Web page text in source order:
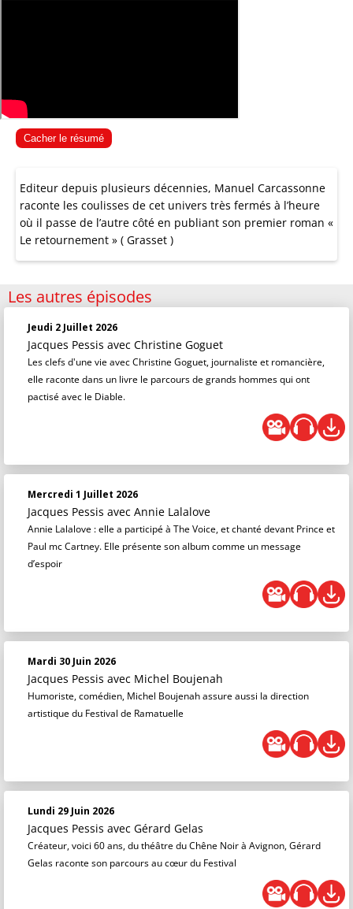
Cacher le résumé
Editeur depuis plusieurs décennies, Manuel Carcassonne
raconte les coulisses de cet univers très fermés à l’heure
où il passe de l’autre côté en publiant son premier roman «
Le retournement » ( Grasset )
Les autres épisodes
Jeudi 2 Juillet 2026
Jacques Pessis avec Christine Goguet
Les clefs d'une vie avec Christine Goguet, journaliste et romancière,
elle raconte dans un livre le parcours de grands hommes qui ont
pactisé avec le Diable.
Mercredi 1 Juillet 2026
Jacques Pessis avec Annie Lalalove
Annie Lalalove : elle a participé à The Voice, et chanté devant Prince et
Paul mc Cartney. Elle présente son album comme un message
d’espoir
Mardi 30 Juin 2026
Jacques Pessis avec Michel Boujenah
Humoriste, comédien, Michel Boujenah assure aussi la direction
artistique du Festival de Ramatuelle
Lundi 29 Juin 2026
Jacques Pessis avec Gérard Gelas
Créateur, voici 60 ans, du théâtre du Chêne Noir à Avignon, Gérard
Gelas raconte son parcours au cœur du Festival